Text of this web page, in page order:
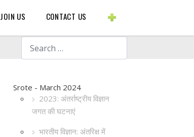
Search
JOIN US CONTACT US
Srote - March 2024
2023: अंतर्राष्ट्रीय विज्ञान
जगत की घटनाएं
भारतीय विज्ञान: अंतरिक्ष में